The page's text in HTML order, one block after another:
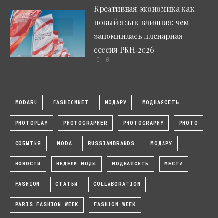
Креативная экономика как
новый язык влияния: чем
запомнилась пленарная
сессия РКН‑2026
0
MODARU FASHIONNET МОДАРУ МОДНАЯСЕТЬ
PHOTOPLAY PHOTOGRAPHER PHOTOGRAPHY PHOTO
СОБЫТИЯ MODA RUSSIANBRANDS МОДАРУ
НОВОСТИ НЕДЕЛИ МОДЫ МОДНАЯСЕТЬ МЕСТА
FASHION СТАТЬИ COLLABORATION
PARIS FASHION WEEK FASHION WEEK